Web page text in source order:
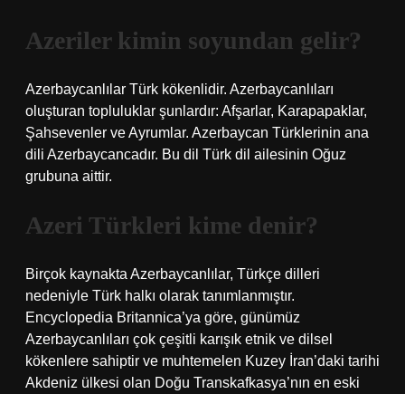
Azeriler kimin soyundan gelir?
Azerbaycanlılar Türk kökenlidir. Azerbaycanlıları
oluşturan topluluklar şunlardır: Afşarlar, Karapapaklar,
Şahsevenler ve Ayrumlar. Azerbaycan Türklerinin ana
dili Azerbaycancadır. Bu dil Türk dil ailesinin Oğuz
grubuna aittir.
Azeri Türkleri kime denir?
Birçok kaynakta Azerbaycanlılar, Türkçe dilleri
nedeniyle Türk halkı olarak tanımlanmıştır.
Encyclopedia Britannica’ya göre, günümüz
Azerbaycanlıları çok çeşitli karışık etnik ve dilsel
kökenlere sahiptir ve muhtemelen Kuzey İran’daki tarihi
Akdeniz ülkesi olan Doğu Transkafkasya’nın en eski